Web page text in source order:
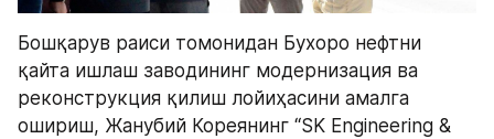
Бошқарув раиси томонидан Бухоро нефтни
қайта ишлаш заводининг модернизация ва
реконструкция қилиш лойиҳасини амалга
ошириш, Жанубий Кореянинг “SK Engineering &